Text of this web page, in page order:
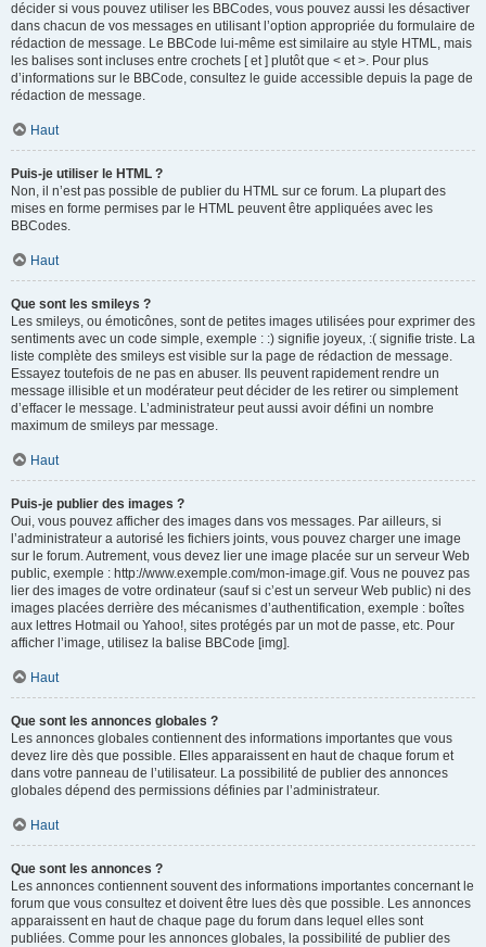
décider si vous pouvez utiliser les BBCodes, vous pouvez aussi les désactiver
dans chacun de vos messages en utilisant l’option appropriée du formulaire de
rédaction de message. Le BBCode lui-même est similaire au style HTML, mais
les balises sont incluses entre crochets [ et ] plutôt que < et >. Pour plus
d’informations sur le BBCode, consultez le guide accessible depuis la page de
rédaction de message.
Haut
Puis-je utiliser le HTML ?
Non, il n’est pas possible de publier du HTML sur ce forum. La plupart des
mises en forme permises par le HTML peuvent être appliquées avec les
BBCodes.
Haut
Que sont les smileys ?
Les smileys, ou émoticônes, sont de petites images utilisées pour exprimer des
sentiments avec un code simple, exemple : :) signifie joyeux, :( signifie triste. La
liste complète des smileys est visible sur la page de rédaction de message.
Essayez toutefois de ne pas en abuser. Ils peuvent rapidement rendre un
message illisible et un modérateur peut décider de les retirer ou simplement
d’effacer le message. L’administrateur peut aussi avoir défini un nombre
maximum de smileys par message.
Haut
Puis-je publier des images ?
Oui, vous pouvez afficher des images dans vos messages. Par ailleurs, si
l’administrateur a autorisé les fichiers joints, vous pouvez charger une image
sur le forum. Autrement, vous devez lier une image placée sur un serveur Web
public, exemple : http://www.exemple.com/mon-image.gif. Vous ne pouvez pas
lier des images de votre ordinateur (sauf si c’est un serveur Web public) ni des
images placées derrière des mécanismes d’authentification, exemple : boîtes
aux lettres Hotmail ou Yahoo!, sites protégés par un mot de passe, etc. Pour
afficher l’image, utilisez la balise BBCode [img].
Haut
Que sont les annonces globales ?
Les annonces globales contiennent des informations importantes que vous
devez lire dès que possible. Elles apparaissent en haut de chaque forum et
dans votre panneau de l’utilisateur. La possibilité de publier des annonces
globales dépend des permissions définies par l’administrateur.
Haut
Que sont les annonces ?
Les annonces contiennent souvent des informations importantes concernant le
forum que vous consultez et doivent être lues dès que possible. Les annonces
apparaissent en haut de chaque page du forum dans lequel elles sont
publiées. Comme pour les annonces globales, la possibilité de publier des